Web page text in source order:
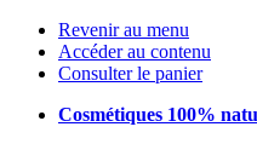
Revenir au menu
Accéder au contenu
Consulter le panier
Cosmétiques 100%